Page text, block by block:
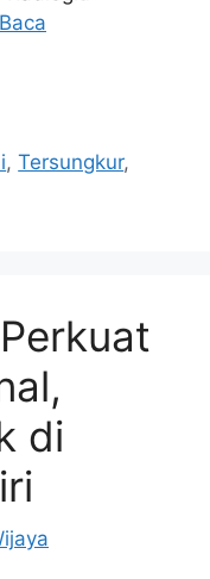
Baca
,Tersungkur,
di